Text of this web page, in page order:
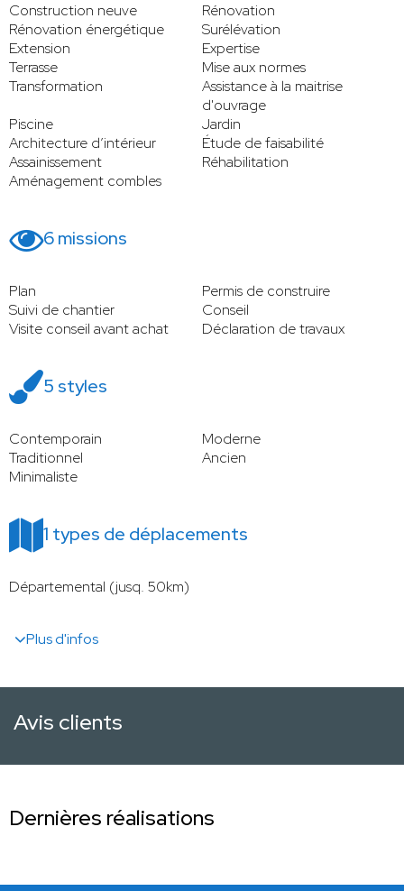
Construction neuve
Rénovation
Rénovation énergétique
Surélévation
Extension
Expertise
Terrasse
Mise aux normes
Transformation
Assistance à la maitrise
d'ouvrage
Piscine
Jardin
Architecture d’intérieur
Étude de faisabilité
Assainissement
Réhabilitation
Aménagement combles
6 missions
Plan
Permis de construire
Suivi de chantier
Conseil
Visite conseil avant achat
Déclaration de travaux
5 styles
Contemporain
Moderne
Traditionnel
Ancien
Minimaliste
1 types de déplacements
Départemental (jusq. 50km)
Plus d'infos
Avis clients
Dernières réalisations